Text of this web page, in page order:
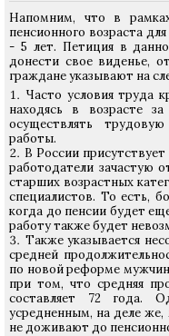
Напомним, что в
пенсионного возраста
- 5 лет. Петиция в
донести свое виденье,
граждане указывают на
Часто условия труда
находясь в возрасте
осуществлять
работы.
В России
работодатели зачастую
старших возрастных
специалистов. То есть,
когда до пенсии будет
работу также будет
Также указывается
средней
по новой реформе
при том, что средняя
составляет 72 года.
усредненным, на деле же,
не доживают до